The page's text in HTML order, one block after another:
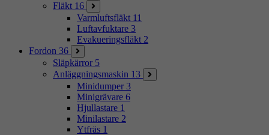
Fläkt 16
Varmluftsfläkt 11
Luftavfuktare 3
Evakueringsfläkt 2
Fordon 36
Släpkärror 5
Anläggningsmaskin 13
Minidumper 3
Minigrävare 6
Hjullastare 1
Minilastare 2
Ytfräs 1